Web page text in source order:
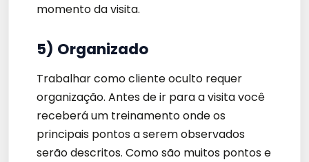
momento da visita.
5) Organizado
Trabalhar como cliente oculto requer
organização. Antes de ir para a visita você
receberá um treinamento onde os
principais pontos a serem observados
serão descritos. Como são muitos pontos e